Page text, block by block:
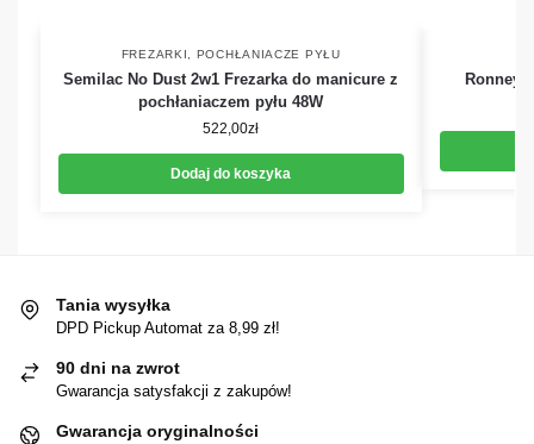
FREZARKI POCHŁANIACZE PYŁU
Semilac No Dust 2w1 Frezarka do manicure z
pochłaniaczem pyłu 48W
522,00zł
Dodaj do koszyka
Ronney
Tania wysyłka
DPD Pickup Automat za 8,99 zł!
90 dni na zwrot
Gwarancja satysfakcji z zakupów!
Gwarancja oryginalności